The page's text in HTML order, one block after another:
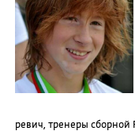
ревич, тренеры